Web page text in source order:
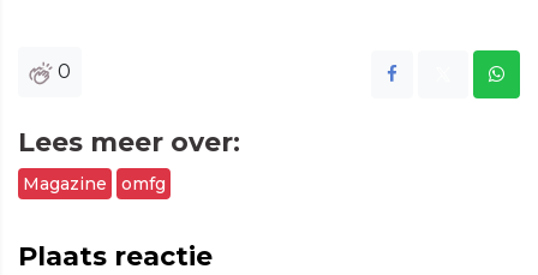
0
Lees meer over:
Magazine omfg
Plaats reactie